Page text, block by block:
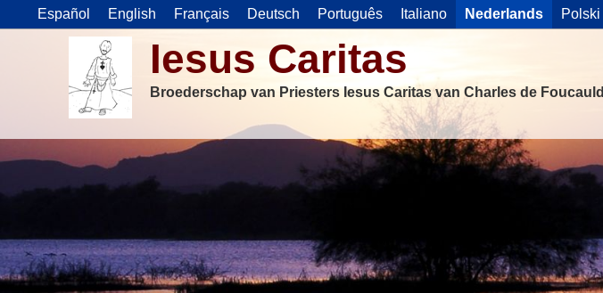
Español English Français Deutsch Português Italiano Nederlands Polski
Iesus Caritas
Broederschap van Priesters Iesus Caritas van Charles de Foucauld